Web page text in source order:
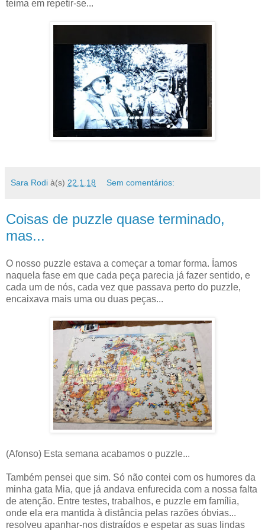
teima em repetir-se...
Sara Rodi à(s) 22.1.18 Sem comentários:
Coisas de puzzle quase terminado,
mas...
O nosso puzzle estava a começar a tomar forma. Íamos
naquela fase em que cada peça parecia já fazer sentido, e
cada um de nós, cada vez que passava perto do puzzle,
encaixava mais uma ou duas peças...
(Afonso) Esta semana acabamos o puzzle...
Também pensei que sim. Só não contei com os humores da
minha gata Mia, que já andava enfurecida com a nossa falta
de atenção. Entre testes, trabalhos, e puzzle em família,
onde ela era mantida à distância pelas razões óbvias...
resolveu apanhar-nos distraídos e espetar as suas lindas